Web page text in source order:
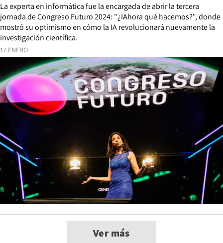
17 ENERO
La experta en informática fue la encargada de abrir la tercera
jornada de Congreso Futuro 2024: "¿IAhora qué hacemos?", donde
mostró su optimismo en cómo la IA revolucionará nuevamente la
investigación científica.
Ver más